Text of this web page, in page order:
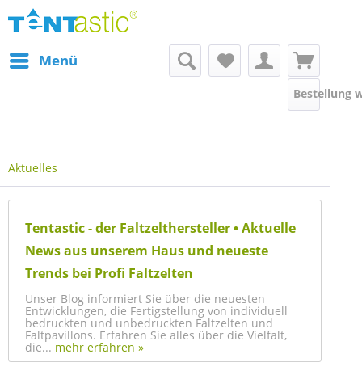
Menü
Bestellung
Aktuelles
Tentastic - der Faltzelthersteller • Aktuelle
News aus unserem Haus und neueste
Trends bei Profi Faltzelten
Unser Blog informiert Sie über die neuesten
Entwicklungen, die Fertigstellung von individuell
bedruckten und unbedruckten Faltzelten und
Faltpavillons. Erfahren Sie alles über die Vielfalt,
die... mehr erfahren »